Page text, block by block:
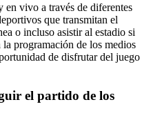
en vivo a través de diferentes
que transmitan el
o incluso asistir al estadio si
la programación de los medios
de disfrutar del juego
el partido de los